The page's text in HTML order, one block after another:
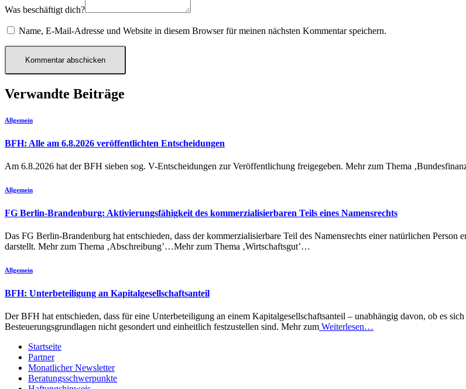
Was beschäftigt dich?
Name, E-Mail-Adresse und Website in diesem Browser für meinen nächsten Kommentar speichern.
Verwandte Beiträge
Allgemein
BFH: Alle am 6.8.2026 veröffentlichten Entscheidungen
Am 6.8.2026 hat der BFH sieben sog. V-Entscheidungen zur Veröffentlichung freigegeben. Mehr zum Thema
Allgemein
FG Berlin-Brandenburg: Aktivierungsfähigkeit des kommerzialisierbaren Teils eines Namensrechts
Das FG Berlin-Brandenburg hat entschieden, dass der kommerzialisierbare Teil des Namensrechts einer natürlichen
darstellt. Mehr zum Thema ‚Abschreibung’…Mehr zum Thema ‚Wirtschaftsgut’…
Allgemein
BFH: Unterbeteiligung an Kapitalgesellschaftsanteil
Der BFH hat entschieden, dass für eine Unterbeteiligung an einem Kapitalgesellschaftsanteil – unabhängig davon, ob es
Besteuerungsgrundlagen nicht gesondert und einheitlich festzustellen sind. Mehr zum Weiterlesen…
Startseite
Partner
Monatlicher Newsletter
Beratungsschwerpunkte